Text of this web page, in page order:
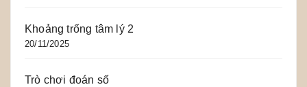
Khoảng trống tâm lý 2
20/11/2025
Trò chơi đoán số